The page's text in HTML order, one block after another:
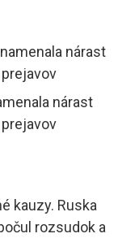
nárast